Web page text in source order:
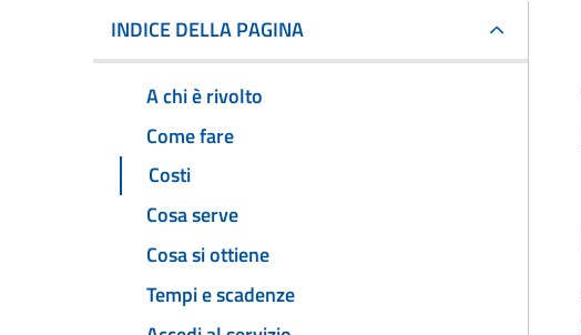
INDICE DELLA PAGINA
A chi è rivolto
Come fare
Costi
Cosa serve
Cosa si ottiene
Tempi e scadenze